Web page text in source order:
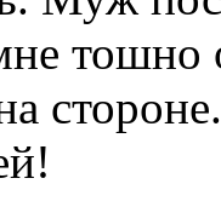
тошно